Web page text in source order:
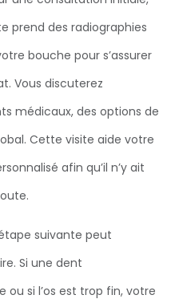
prend des radiographies
bouche pour s’assurer
Vous discuterez
médicaux, des options de
Cette visite aide votre
afin qu’il n’y ait
suivante peut
Si une dent
si l’os est trop fin, votre